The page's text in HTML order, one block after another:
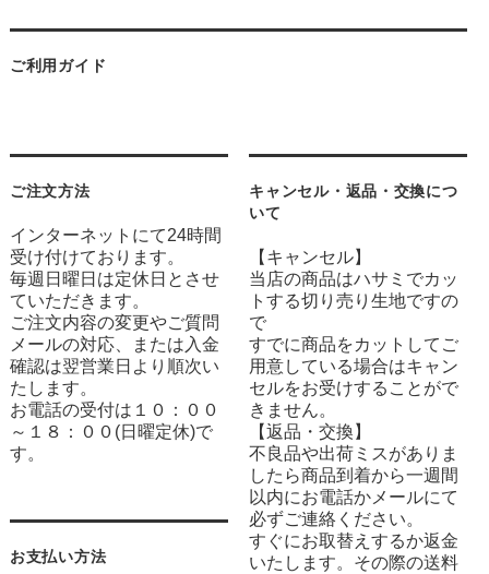
ご利用ガイド
ご注文方法
インターネットにて24時間
受け付けております。
毎週日曜日は定休日とさせ
ていただきます。
ご注文内容の変更やご質問
メールの対応、または入金
確認は翌営業日より順次い
たします。
お電話の受付は１０：００
～１８：００(日曜定休)で
す。
お支払い方法
キャンセル・返品・交換につ
いて
【キャンセル】
当店の商品はハサミでカッ
トする切り売り生地ですの
で
すでに商品をカットしてご
用意している場合はキャン
セルをお受けすることがで
きません。
【返品・交換】
不良品や出荷ミスがありま
したら商品到着から一週間
以内にお電話かメールにて
必ずご連絡ください。
すぐにお取替えするか返金
いたします。その際の送料